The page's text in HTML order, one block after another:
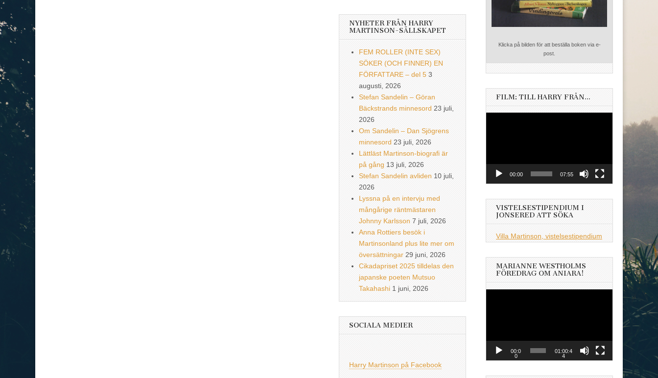
NYHETER FRÅN HARRY
MARTINSON-SÄLLSKAPET
FEM ROLLER (INTE SEX)
SÖKER (OCH FINNER) EN
FÖRFATTARE – del 5 3
augusti, 2026
Stefan Sandelin – Göran
Bäckstrands minnesord 23 juli,
2026
Om Sandelin – Dan Sjögrens
minnesord 23 juli, 2026
Lättläst Martinson-biografi är
på gång 13 juli, 2026
Stefan Sandelin avliden 10 juli,
2026
Lyssna på en intervju med
mångårige räntmästaren
Johnny Karlsson 7 juli, 2026
Anna Rottiers besök i
Martinsonland plus lite mer om
översättningar 29 juni, 2026
Cikadapriset 2025 tilldelas den
japanske poeten Mutsuo
Takahashi 1 juni, 2026
SOCIALA MEDIER
Harry Martinson på Facebook
Klicka på bilden för att beställa boken via e-
post.
FILM: TILL HARRY FRÅN…
00:00 07:55
VISTELSESTIPENDIUM I
JONSERED ATT SÖKA
Villa Martinson, vistelsestipendium
MARIANNE WESTHOLMS
FÖREDRAG OM ANIARA!
00:0
0
01:00:4
4